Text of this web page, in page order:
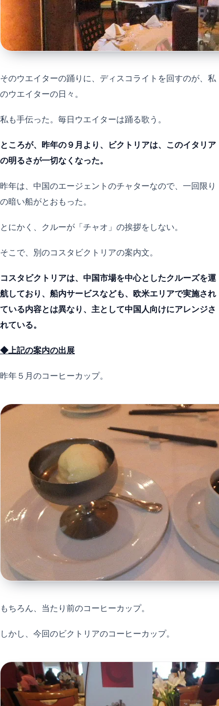
そのウエイターの踊りに、ディスコライトを回すのが、私
のウエイターの日々。
私も手伝った。毎日ウエイターは踊る歌う。
ところが、昨年の９月より、ビクトリアは、このイタリア
の明るさが一切なくなった。
昨年は、中国のエージェントのチャターなので、一回限り
の暗い船がとおもった。
とにかく、クルーが「チャオ」の挨拶をしない。
そこで、別のコスタビクトリアの案内文。
コスタビクトリアは、中国市場を中心としたクルーズを運
航しており、船内サービスなども、欧米エリアで実施され
ている内容とは異なり、主として中国人向けにアレンジさ
れている。
◆上記の案内の出展
昨年５月のコーヒーカップ。
もちろん、当たり前のコーヒーカップ。
しかし、今回のビクトリアのコーヒーカップ。